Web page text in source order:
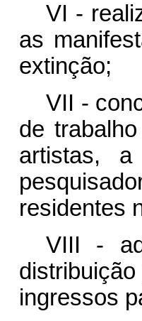
VI -
as
extinção;
VII -
de
artistas,
residentes
VIII -
ingressos